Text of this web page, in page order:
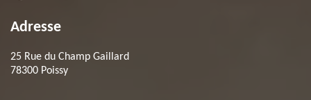
Adresse
25 Rue du Champ Gaillard
78300 Poissy